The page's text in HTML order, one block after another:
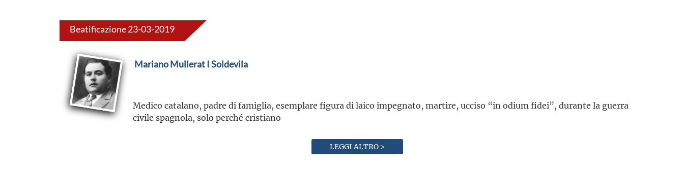
Beatificazione 23-03-2019
Mariano Mullerat I Soldevila
Medico catalano, padre di famiglia, esemplare figura di laico impegnato, martire, ucciso “in odium fidei”, durante la guerra
civile spagnola, solo perché cristiano
LEGGI ALTRO >